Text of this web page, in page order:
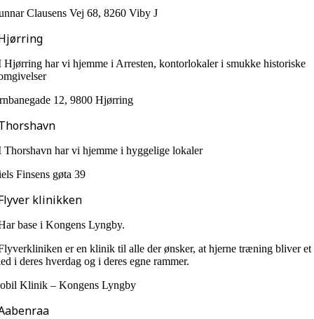
Clausens Vej 68, 8260 Viby J
Hjørring har vi hjemme i Arresten, kontorlokaler i smukke historiske
12, 9800 Hjørring
Thorshavn har vi hjemme i hyggelige lokaler
Finsens gøta 39
klinikken
base i Kongens Lyngby.
er en klinik til alle der ønsker, at hjerne træning bliver et
i deres hverdag og i deres egne rammer.
Klinik – Kongens Lyngby